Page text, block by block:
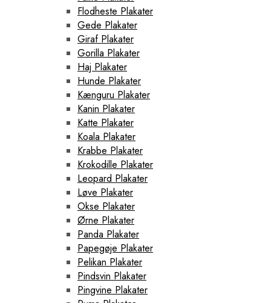
Flodheste Plakater
Gede Plakater
Giraf Plakater
Gorilla Plakater
Haj Plakater
Hunde Plakater
Kænguru Plakater
Kanin Plakater
Katte Plakater
Koala Plakater
Krabbe Plakater
Krokodille Plakater
Leopard Plakater
Løve Plakater
Okse Plakater
Ørne Plakater
Panda Plakater
Papegøje Plakater
Pelikan Plakater
Pindsvin Plakater
Pingvine Plakater